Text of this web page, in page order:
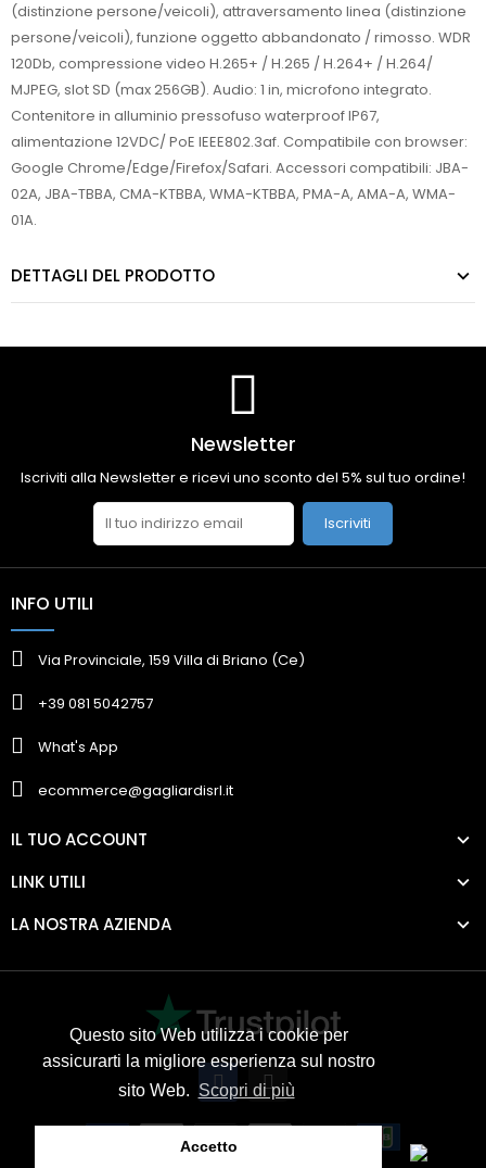
Questo sito Web utilizza i cookie per
assicurarti la migliore esperienza sul nostro
sito Web. Scopri di più
Accetto
(distinzione persone/veicoli), attraversamento linea (distinzione
persone/veicoli), funzione oggetto abbandonato / rimosso. WDR
120Db, compressione video H.265+ / H.265 / H.264+ / H.264/
MJPEG, slot SD (max 256GB). Audio: 1 in, microfono integrato.
Contenitore in alluminio pressofuso waterproof IP67,
alimentazione 12VDC/ PoE IEEE802.3af. Compatibile con browser:
Google Chrome/Edge/Firefox/Safari. Accessori compatibili: JBA-
02A, JBA-TBBA, CMA-KTBBA, WMA-KTBBA, PMA-A, AMA-A, WMA-
01A.
DETTAGLI DEL PRODOTTO
Newsletter
Iscriviti alla Newsletter e ricevi uno sconto del 5% sul tuo ordine!
Iscriviti
INFO UTILI
Via Provinciale, 159 Villa di Briano (Ce)
+39 081 5042757
What's App
ecommerce@gagliardisrl.it
IL TUO ACCOUNT
LINK UTILI
LA NOSTRA AZIENDA